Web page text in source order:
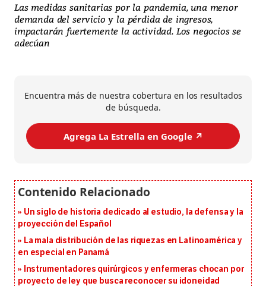
Las medidas sanitarias por la pandemia, una menor
demanda del servicio y la pérdida de ingresos,
impactarán fuertemente la actividad. Los negocios se
adecúan
Encuentra más de nuestra cobertura en los resultados
de búsqueda.
Agrega La Estrella en Google ↗️
Un siglo de historia dedicado al estudio, la defensa y la
proyección del Español
La mala distribución de las riquezas en Latinoamérica y
en especial en Panamá
Instrumentadores quirúrgicos y enfermeras chocan por
proyecto de ley que busca reconocer su idoneidad